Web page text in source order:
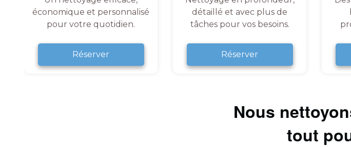
économique et personnalisé
pour votre quotidien.
Réserver
détaillé et avec plus de
tâches pour vos besoins.
Réserver
Nous
tout